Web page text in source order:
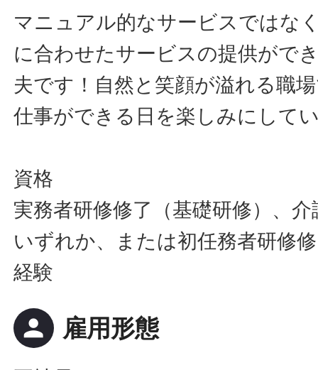
マニュアル的なサービスではな
に合わせたサービスの提供がで
夫です！自然と笑顔が溢れる職
仕事ができる日を楽しみにして
資格
実務者研修修了（基礎研修）、
いずれか、または初任務者研修
経験
person 雇用形態